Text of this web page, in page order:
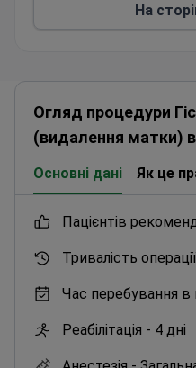
На
Огляд процедури
(видалення матки)
Основні дані Як це
пацієнтів
Тривалість
Час перебування в
Реабілітація - 4 дні